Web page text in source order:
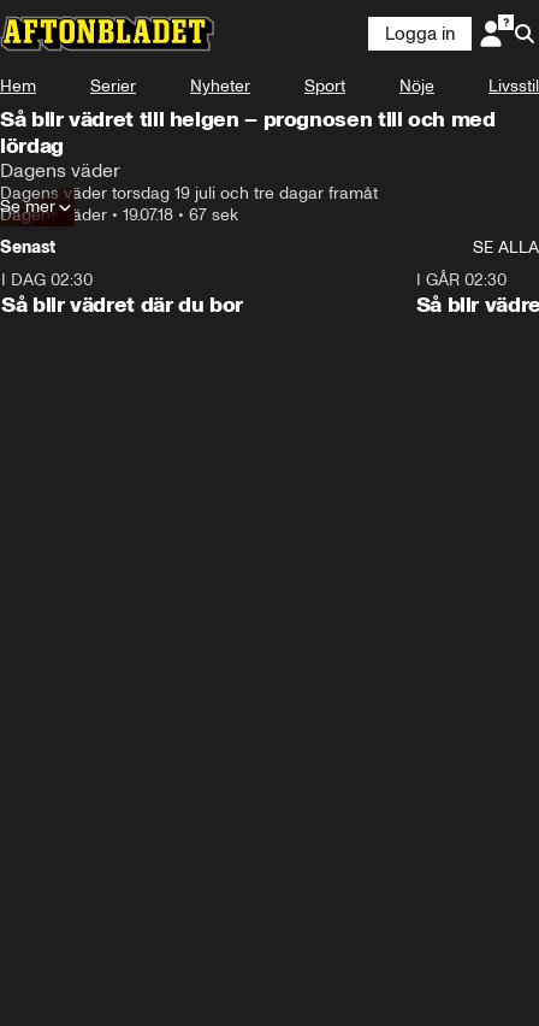
Logga in
Hem Serier Nyheter Sport Nöje Livsstil
Så blir vädret till helgen – prognosen till och med
lördag
Dagens väder
Dagens väder torsdag 19 juli och tre dagar framåt
Dagens väder • 19.07.18 • 67 sek
Se mer
Senast
SE ALLA
I DAG 02:30
Så blir vädret där du bor
I GÅR 02:30
Så blir